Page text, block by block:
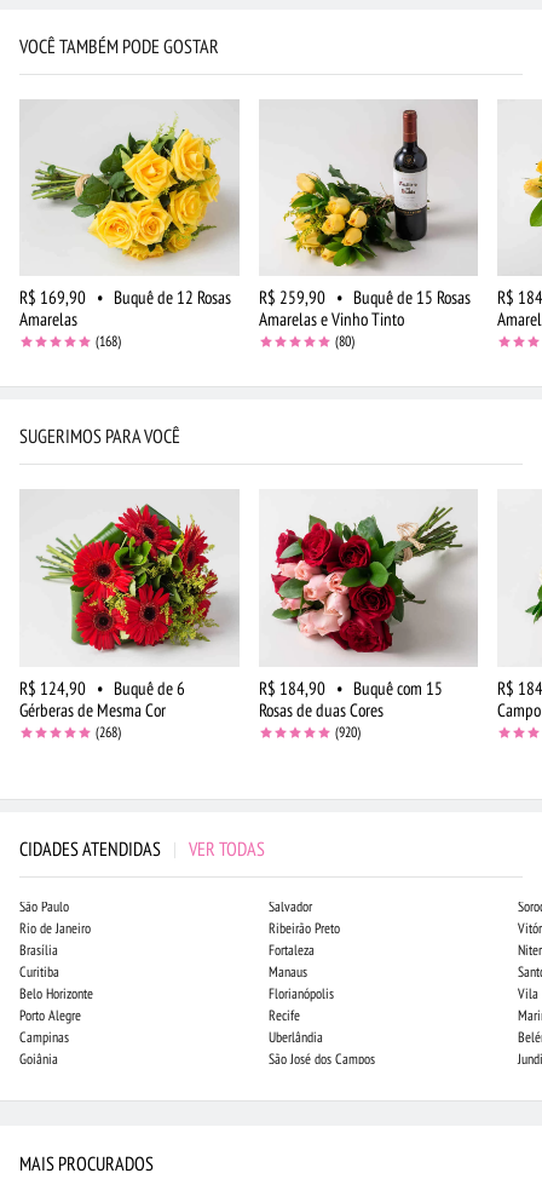
VOCÊ TAMBÉM PODE GOSTAR
R$ 169,90 • Buquê de 12 Rosas
Amarelas
(168)
R$ 259,90 • Buquê de 15 Rosas
Amarelas e Vinho Tinto
(80)
R$
SUGERIMOS PARA VOCÊ
R$ 124,90 • Buquê de 6
Gérberas de Mesma Cor
(268)
R$ 184,90 • Buquê com 15
Rosas de duas Cores
(920)
R$
CIDADES ATENDIDAS | VER TODAS
São Paulo
Rio de Janeiro
Brasília
Curitiba
Belo Horizonte
Porto Alegre
Campinas
Goiânia
Salvador
Ribeirão Preto
Fortaleza
Manaus
Florianópolis
Recife
Uberlândia
São José dos Campos
Vila
MAIS PROCURADOS